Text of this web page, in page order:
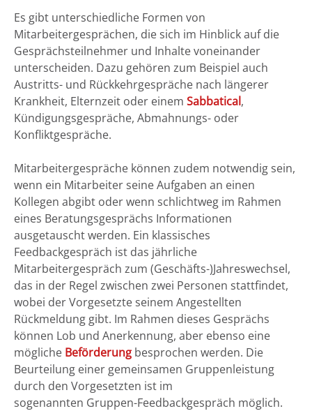
Es gibt unterschiedliche Formen von
Mitarbeitergesprächen, die sich im Hinblick auf die
Gesprächsteilnehmer und Inhalte voneinander
unterscheiden. Dazu gehören zum Beispiel auch
Austritts- und Rückkehrgespräche nach längerer
Krankheit, Elternzeit oder einem Sabbatical,
Kündigungsgespräche, Abmahnungs- oder
Konfliktgespräche.
Mitarbeitergespräche können zudem notwendig sein,
wenn ein Mitarbeiter seine Aufgaben an einen
Kollegen abgibt oder wenn schlichtweg im Rahmen
eines Beratungsgesprächs Informationen
ausgetauscht werden. Ein klassisches
Feedbackgespräch ist das jährliche
Mitarbeitergespräch zum (Geschäfts-)Jahreswechsel,
das in der Regel zwischen zwei Personen stattfindet,
wobei der Vorgesetzte seinem Angestellten
Rückmeldung gibt. Im Rahmen dieses Gesprächs
können Lob und Anerkennung, aber ebenso eine
mögliche Beförderung besprochen werden. Die
Beurteilung einer gemeinsamen Gruppenleistung
durch den Vorgesetzten ist im
sogenannten Gruppen-Feedbackgespräch möglich.